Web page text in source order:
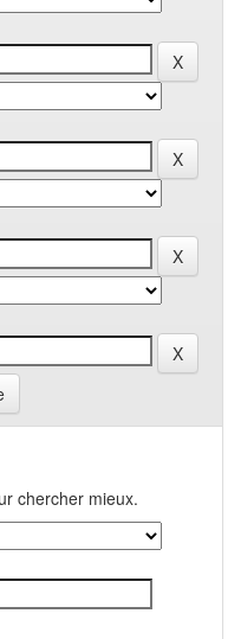
chercher mieux.